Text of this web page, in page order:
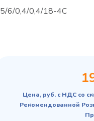
6/0,4/0,4/18-4С
Цена, руб. с НДС со
Рекомендованной